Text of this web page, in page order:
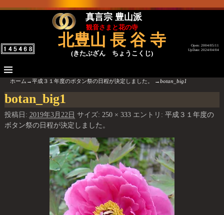
真言宗 豊山派
観音さまと花の寺
北豊山 長 谷 寺
(きたぶざん ちょうこくじ)
Open: 2004/05/11
UpDate: 2024/04/04
ホーム →平成３１年度のボタン祭の日程が決定しました。 →botan_big1
画像ナビゲーション
botan_big1
投稿日: 2019年3月22日 サイズ: 250 × 333エントリ: 平成３１年度の
ボタン祭の日程が決定しました。